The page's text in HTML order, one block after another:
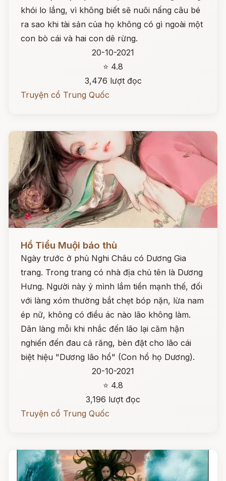
khói lo lắng, vì không biết sẽ nuôi nấng câu bé
ra sao khi tài sản của họ không có gì ngoài một
con bò cái và hai con dê rừng.
20-10-2021
⭐ 4.8
3,476 lượt đọc
Truyện cổ Trung Quốc
Đọc ngay
Hồ Tiểu Muội báo thù
Ngày trước ở phủ Nghi Châu có Dương Gia
trang. Trong trang có nhà địa chủ tên là Dương
Hưng. Người này ỷ mình lắm tiền mạnh thế, đối
với làng xóm thường bắt chẹt bóp nặn, lừa nam
ép nữ, không có điều ác nào lão không làm.
Dân làng mỗi khi nhắc đến lão lại căm hận
nghiến đến đau cả răng, bèn đặt cho lão cái
biệt hiệu "Dương lão hổ" (Con hổ họ Dương).
20-10-2021
⭐ 4.8
3,196 lượt đọc
Truyện cổ Trung Quốc